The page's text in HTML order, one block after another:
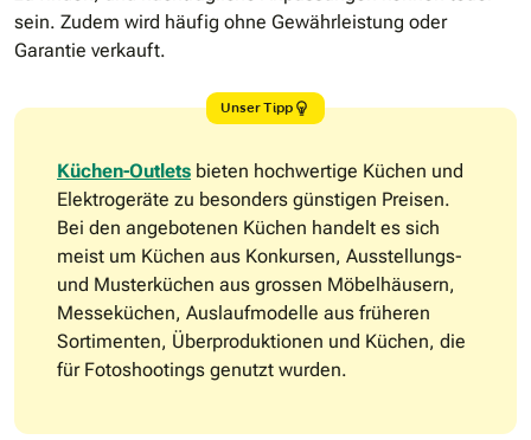
sein. Zudem wird häufig ohne Gewährleistung oder
Garantie verkauft.
Unser Tipp
Küchen-Outlets bieten hochwertige Küchen und
Elektrogeräte zu besonders günstigen Preisen.
Bei den angebotenen Küchen handelt es sich
meist um Küchen aus Konkursen, Ausstellungs-
und Musterküchen aus grossen Möbelhäusern,
Messeküchen, Auslaufmodelle aus früheren
Sortimenten, Überproduktionen und Küchen, die
für Fotoshootings genutzt wurden.